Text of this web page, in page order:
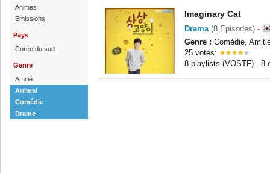
Animes
Emissions
Pays
Corée du sud
Genre
Amitié
Animal
Comédie
Drame
Imaginary Cat
Drama(8 Episodes) -
Genre : Comédie,
25 votes:
8 playlists (VOSTF) - 8